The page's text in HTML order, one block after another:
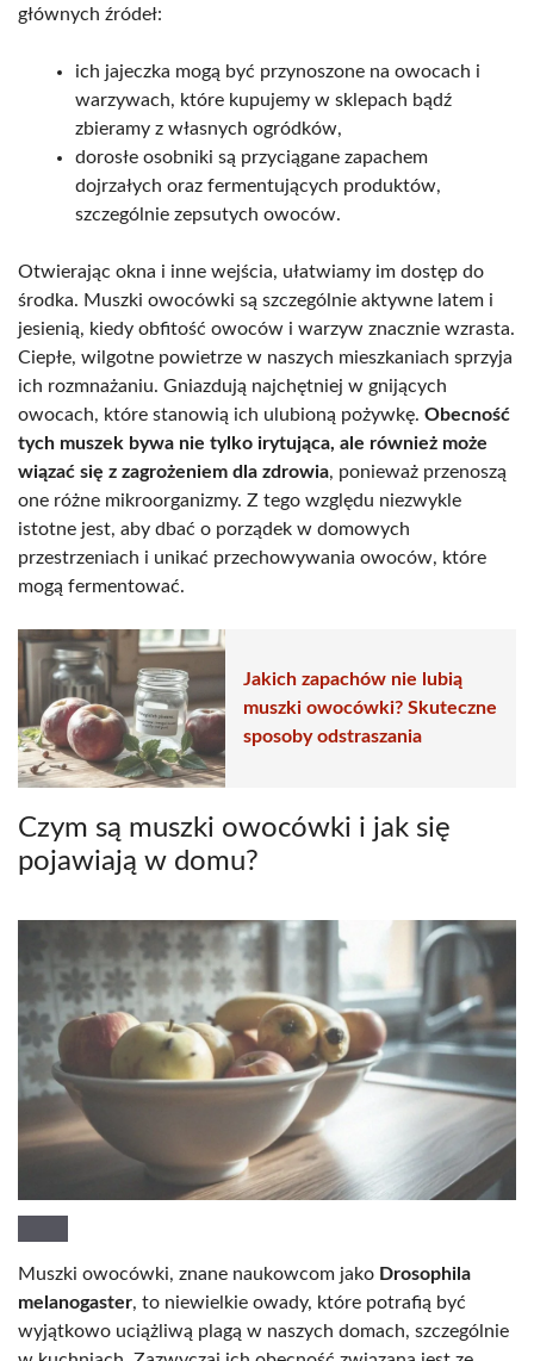
głównych źródeł:
ich jajeczka mogą być przynoszone na owocach i
warzywach, które kupujemy w sklepach bądź
zbieramy z własnych ogródków,
dorosłe osobniki są przyciągane zapachem
dojrzałych oraz fermentujących produktów,
szczególnie zepsutych owoców.
Otwierając okna i inne wejścia, ułatwiamy im dostęp do
środka. Muszki owocówki są szczególnie aktywne latem i
jesienią, kiedy obfitość owoców i warzyw znacznie wzrasta.
Ciepłe, wilgotne powietrze w naszych mieszkaniach sprzyja
ich rozmnażaniu. Gniazdują najchętniej w gnijących
owocach, które stanowią ich ulubioną pożywkę. Obecność
tych muszek bywa nie tylko irytująca, ale również może
wiązać się z zagrożeniem dla zdrowia, ponieważ przenoszą
one różne mikroorganizmy. Z tego względu niezwykle
istotne jest, aby dbać o porządek w domowych
przestrzeniach i unikać przechowywania owoców, które
mogą fermentować.
Jakich zapachów nie lubią
muszki owocówki? Skuteczne
sposoby odstraszania
Czym są muszki owocówki i jak się
pojawiają w domu?
Muszki owocówki, znane naukowcom jako Drosophila
melanogaster, to niewielkie owady, które potrafią być
wyjątkowo uciążliwą plagą w naszych domach, szczególnie